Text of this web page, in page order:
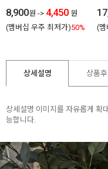
8,900원 -> 4,450 원
(멤버십 우주 최저가)50%
(멤
상세설명 상품후
상세설명 이미지를 자유롭게 확
능합니다.